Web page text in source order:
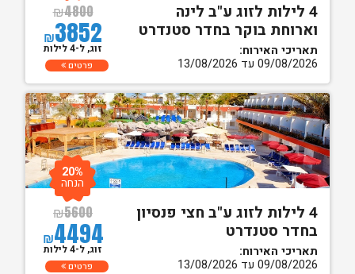
4 לילות לזוג ע"ב לינה
וארוחת בוקר בחדר סטנדרט
תאריכי האירוח:
09/08/2026 עד 13/08/2026
₪4800
₪3852
זוג, ל-4 לילות
פרטים
4 לילות לזוג ע"ב חצי פנסיון
בחדר סטנדרט
תאריכי האירוח:
09/08/2026 עד 13/08/2026
₪5600
₪4494
20%
הנחה
זוג, ל-4 לילות
פרטים